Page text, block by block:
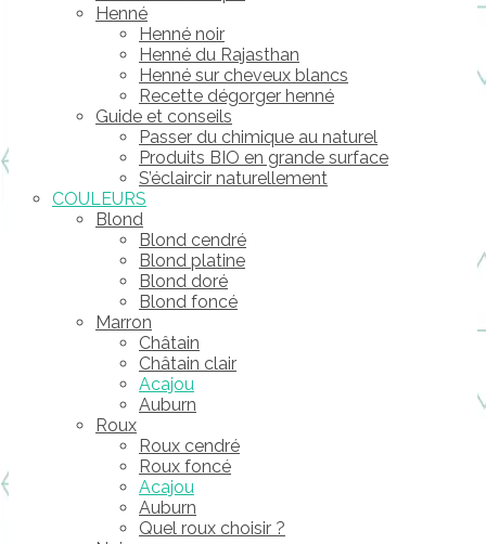
Henné
Henné noir
Henné du Rajasthan
Henné sur cheveux blancs
Recette dégorger henné
Guide et conseils
Passer du chimique au naturel
Produits BIO en grande surface
S’éclaircir naturellement
COULEURS
Blond
Blond cendré
Blond platine
Blond doré
Blond foncé
Marron
Châtain
Châtain clair
Acajou
Auburn
Roux
Roux cendré
Roux foncé
Acajou
Auburn
Quel roux choisir ?